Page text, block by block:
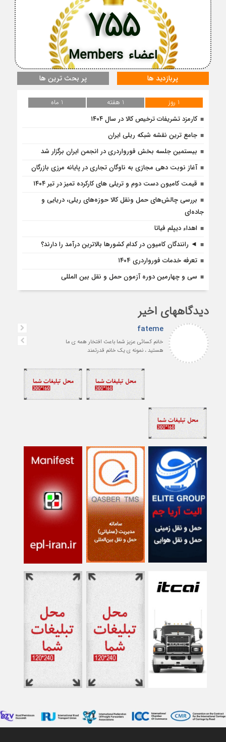
اعضاء Members
755
پربازدید ها پر بحث ترین ها
1 روز 1 هفته
1 ماه
کارمزد تشریفات ترخیص کالا در سال ۱۴۰۴
جامع ترین نقشه شبکه ریلی ایران
بیستمین جلسه بخش فورواردری در انجمن ایران برگزار شد
آغاز نوبت دهی مجازی به ناوگان تجاری در پایانه مرزی بازرگان
قیمت کامیون دست دوم و تریلی‌ های کارکرده تمیز در تیر ۱۴۰۴
بررسی چالش‌های حمل ونقل کالا حوزه‌های ریلی، دریایی و
جاده‌ای
اهداء دیپلم فیاتا
◄ رانندگان کامیون در کدام کشورها بالاترین درآمد را دارند؟
تعرفه خدمات فورواردری ۱۴۰4
سی و چهارمین دوره آزمون حمل و نقل بین المللی
دیدگاههای اخیر
fateme
خانم کسائی عزیز شما باعث افتخار همه ی ما
هستید ، نمونه ی یک خانم قدرتمند